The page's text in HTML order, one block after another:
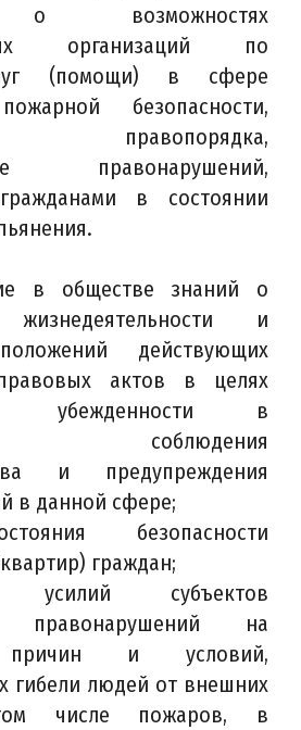
о возможностях
организаций по
(помощи) в сфере
безопасности,
правопорядка,
правонарушений,
в состоянии
в обществе знаний о
жизнедеятельности и
действующих
актов в целях
убежденности в
соблюдения
и предупреждения
в данной сфере;
безопасности
граждан;
усилий субъектов
правонарушений на
причин и условий,
гибели людей от внешних
числе пожаров, в